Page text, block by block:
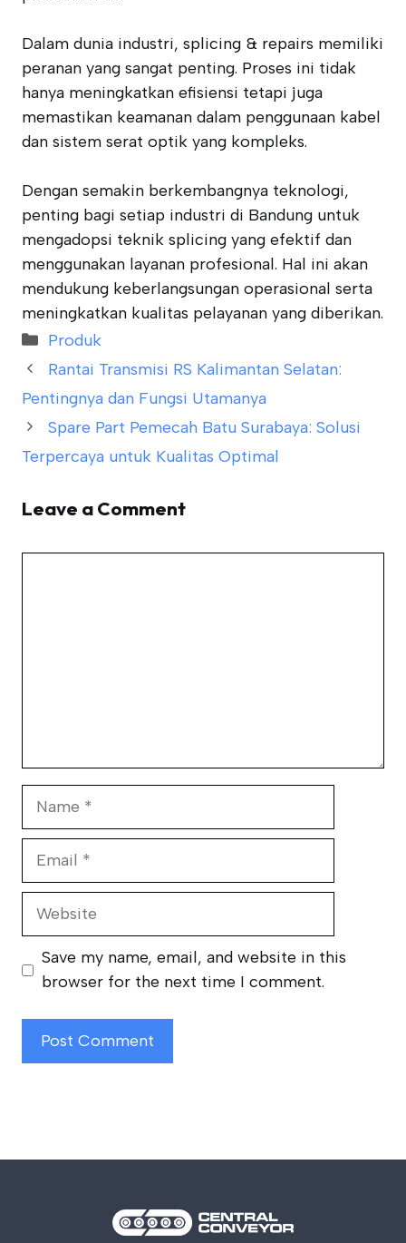
Dalam dunia industri, splicing & repairs memiliki
peranan yang sangat penting. Proses ini tidak
hanya meningkatkan efisiensi tetapi juga
memastikan keamanan dalam penggunaan kabel
dan sistem serat optik yang kompleks.
Dengan semakin berkembangnya teknologi,
penting bagi setiap industri di Bandung untuk
mengadopsi teknik splicing yang efektif dan
menggunakan layanan profesional. Hal ini akan
mendukung keberlangsungan operasional serta
meningkatkan kualitas pelayanan yang diberikan.
Categories
Produk
Rantai Transmisi RS Kalimantan Selatan:
Pentingnya dan Fungsi Utamanya
Spare Part Pemecah Batu Surabaya: Solusi
Terpercaya untuk Kualitas Optimal
Leave a Comment
Website
Save my name, email, and website in this
browser for the next time I comment.